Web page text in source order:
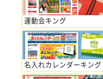
運動会キング
名入れカレンダーキング